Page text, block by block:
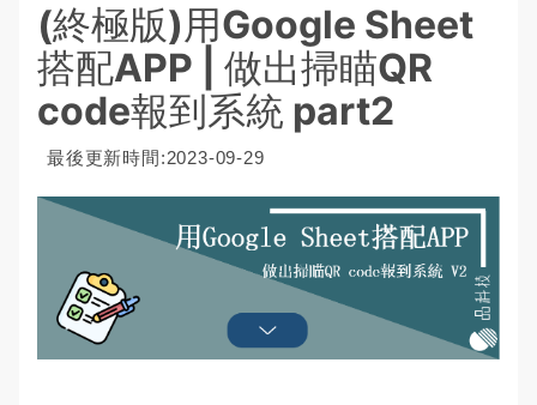
(終極版)用Google Sheet
搭配APP | 做出掃瞄QR
code報到系統 part2
最後更新時間:2023-09-29